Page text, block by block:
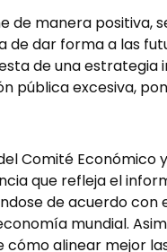
de manera positiva,
de dar forma a las
de una estrategia
pública excesiva,
Comité Económico
que refleja el
de acuerdo con
mundial.
alinear mejor